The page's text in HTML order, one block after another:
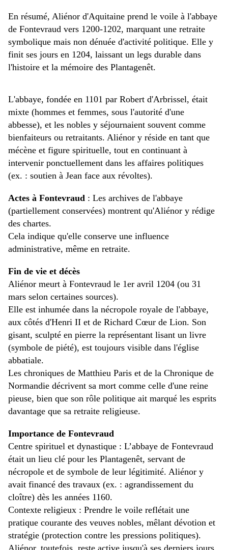
En résumé, Aliénor d'Aquitaine prend le voile à l'abbaye
de Fontevraud vers 1200-1202, marquant une retraite
symbolique mais non dénuée d'activité politique. Elle y
finit ses jours en 1204, laissant un legs durable dans
l'histoire et la mémoire des Plantagenêt.
L'abbaye, fondée en 1101 par Robert d'Arbrissel, était
mixte (hommes et femmes, sous l'autorité d'une
abbesse), et les nobles y séjournaient souvent comme
bienfaiteurs ou retraitants. Aliénor y réside en tant que
mécène et figure spirituelle, tout en continuant à
intervenir ponctuellement dans les affaires politiques
(ex. : soutien à Jean face aux révoltes).
Actes à Fontevraud : Les archives de l'abbaye
(partiellement conservées) montrent qu'Aliénor y rédige
des chartes.
Cela indique qu'elle conserve une influence
administrative, même en retraite.
Fin de vie et décès
Aliénor meurt à Fontevraud le 1er avril 1204 (ou 31
mars selon certaines sources).
Elle est inhumée dans la nécropole royale de l'abbaye,
aux côtés d'Henri II et de Richard Cœur de Lion. Son
gisant, sculpté en pierre la représentant lisant un livre
(symbole de piété), est toujours visible dans l'église
abbatiale.
Les chroniques de Matthieu Paris et de la Chronique de
Normandie décrivent sa mort comme celle d'une reine
pieuse, bien que son rôle politique ait marqué les esprits
davantage que sa retraite religieuse.
Importance de Fontevraud
Centre spirituel et dynastique : L’abbaye de Fontevraud
était un lieu clé pour les Plantagenêt, servant de
nécropole et de symbole de leur légitimité. Aliénor y
avait financé des travaux (ex. : agrandissement du
cloître) dès les années 1160.
Contexte religieux : Prendre le voile reflétait une
pratique courante des veuves nobles, mêlant dévotion et
stratégie (protection contre les pressions politiques).